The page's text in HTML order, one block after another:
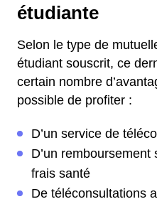
étudiante
Selon le type de
étudiant souscrit, ce
certain nombre
possible de profiter :
D’un service de
D’un
frais santé
De téléconsultations